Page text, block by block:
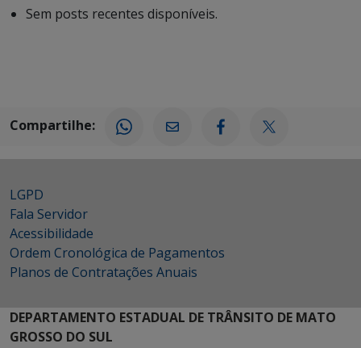
Sem posts recentes disponíveis.
Compartilhe:
LGPD
Fala Servidor
Acessibilidade
Ordem Cronológica de Pagamentos
Planos de Contratações Anuais
DEPARTAMENTO ESTADUAL DE TRÂNSITO DE MATO
GROSSO DO SUL